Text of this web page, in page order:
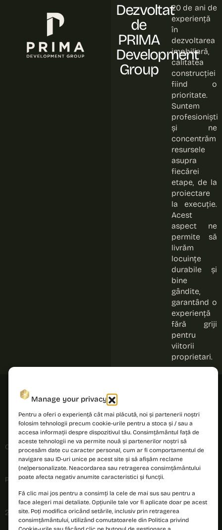
Manage your privacy
Pentru a oferi o experiență cât mai plăcută, noi și partenerii noștri
folosim tehnologii precum cookie-urile pentru a stoca și / sau a
accesa informații despre dispozitivul tău. Consimțământul față de
aceste tehnologii ne va permite nouă și partenerilor noștri să
procesăm date cu caracter personal, cum ar fi comportamentul de
navigare sau ID-uri unice pe acest site și să afișăm reclame
(ne)personalizate. Neacordarea sau retragerea consimțământului
poate afecta negativ anumite caracteristici și funcții.
Fă clic mai jos pentru a consimți la cele de mai sus sau pentru a
face alegeri mai detaliate. Opțiunile tale vor fi aplicate doar pe acest
site. Poți modifica oricând setările, inclusiv prin retragerea
consimțământului, utilizând comutatoarele din Politica privind
Dezvoltat
de
PRIMA
Development
Group
20 de ani de
experiență
în
dezvoltarea
imobiliară,
calitatea
construcției
fiind o
prioritate.
Suntem
profesioniști
și ne
concentrăm
resursele
asupra
fiecărei
etape, de la
proiectare
la execuție.
Acest
aspect ne
permite să
livrăm
locuințe
durabile și
bine
gândite,
garantând o
experiență
fără griji
pentru
viitorii
proprietari.
2026 © PRIMA Astera. All rights reserved.
Privacy policy
Cookies policy